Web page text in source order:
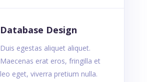
Database Design
Duis egestas aliquet aliquet.
Maecenas erat eros, fringilla et
leo eget, viverra pretium nulla.